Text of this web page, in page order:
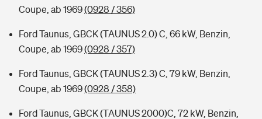
Coupe, ab 1969(0928 / 356)
Ford Taunus, GBCK (TAUNUS 2.0) C, 66 kW, Benzin,
Coupe, ab 1969(0928 / 357)
Ford Taunus, GBCK (TAUNUS 2.3) C, 79 kW, Benzin,
Coupe, ab 1969(0928 / 358)
Ford Taunus, GBCK (TAUNUS 2000)C, 72 kW, Benzin,